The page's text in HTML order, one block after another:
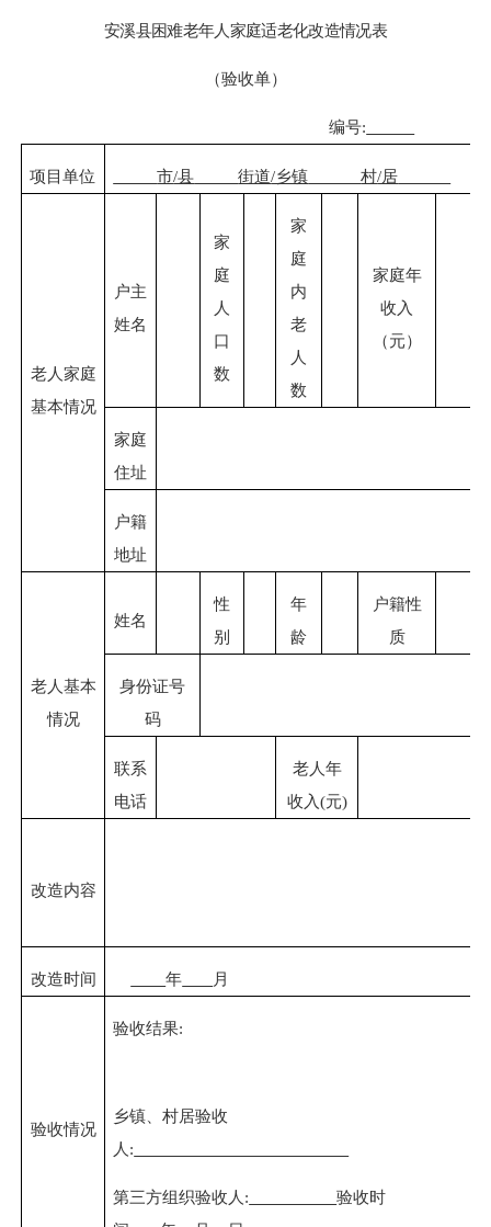
安溪县困难老年人家庭适老化改造情况表
（验收单）
编号:
项目单位 市/县 街道/乡镇 村/居
老人家庭
基本情况
户主
姓名
家
庭
人
口
数
家
庭
内
老
人
数
家庭年
收入
（元）
家庭
住址
户籍
地址
老人基本
情况
姓名
性
别
年
龄
户籍性
质
身份证号
码
联系
电话
老人年
收入(元)
改造内容
改造时间 年 月
验收情况
验收结果:
乡镇、村居验收
人 :
第三方组织验收人 :
验收时